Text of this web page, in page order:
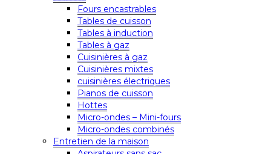
Fours encastrables
Tables de cuisson
Tables à induction
Tables à gaz
Cuisinières à gaz
Cuisinières mixtes
cuisinières électriques
Pianos de cuisson
Hottes
Micro-ondes – Mini-fours
Micro-ondes combinés
Entretien de la maison